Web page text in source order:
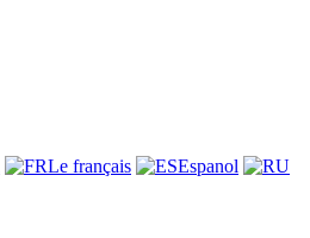
Le français
Espanol